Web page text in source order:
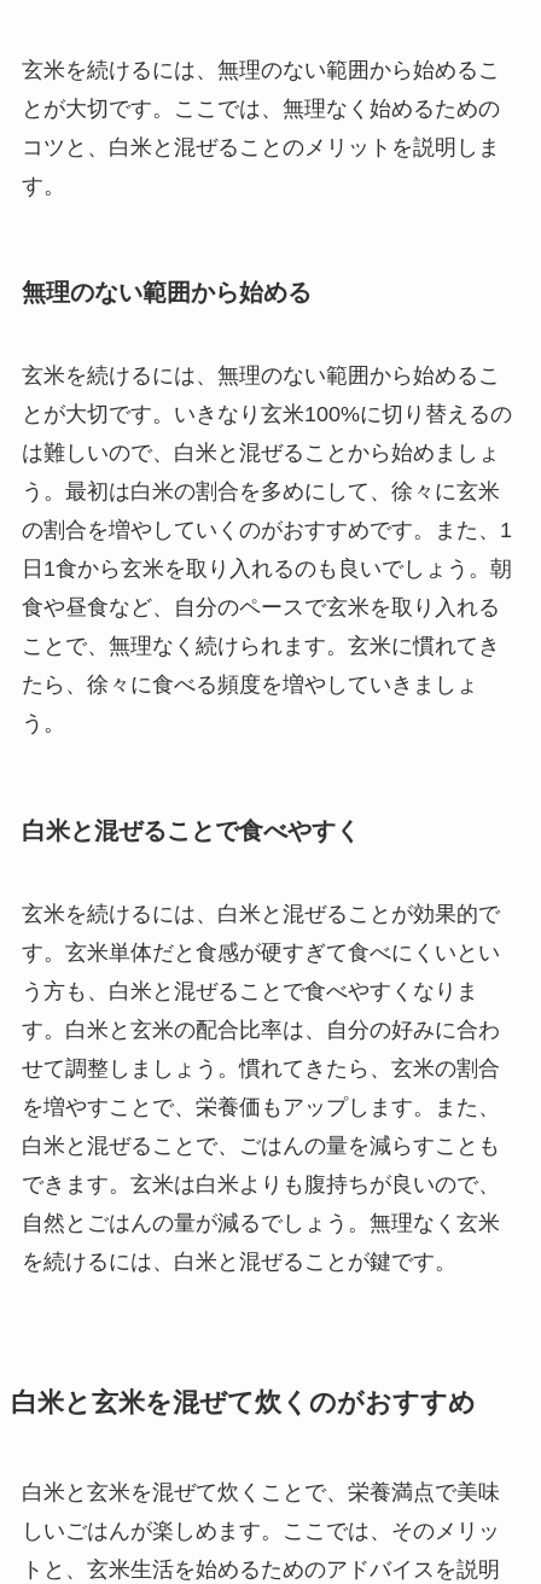
玄米を続けるには、無理のない範囲から始めるこ
とが大切です。ここでは、無理なく始めるための
コツと、白米と混ぜることのメリットを説明しま
す。
無理のない範囲から始める
玄米を続けるには、無理のない範囲から始めるこ
とが大切です。いきなり玄米100%に切り替えるの
は難しいので、白米と混ぜることから始めましょ
う。最初は白米の割合を多めにして、徐々に玄米
の割合を増やしていくのがおすすめです。また、1
日1食から玄米を取り入れるのも良いでしょう。朝
食や昼食など、自分のペースで玄米を取り入れる
ことで、無理なく続けられます。玄米に慣れてき
たら、徐々に食べる頻度を増やしていきましょ
う。
白米と混ぜることで食べやすく
玄米を続けるには、白米と混ぜることが効果的で
す。玄米単体だと食感が硬すぎて食べにくいとい
う方も、白米と混ぜることで食べやすくなりま
す。白米と玄米の配合比率は、自分の好みに合わ
せて調整しましょう。慣れてきたら、玄米の割合
を増やすことで、栄養価もアップします。また、
白米と混ぜることで、ごはんの量を減らすことも
できます。玄米は白米よりも腹持ちが良いので、
自然とごはんの量が減るでしょう。無理なく玄米
を続けるには、白米と混ぜることが鍵です。
白米と玄米を混ぜて炊くのがおすすめ
白米と玄米を混ぜて炊くことで、栄養満点で美味
しいごはんが楽しめます。ここでは、そのメリッ
トと、玄米生活を始めるためのアドバイスを説明